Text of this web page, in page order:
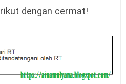
dengan cermat!